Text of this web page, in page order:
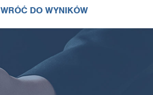
WRÓĆ DO WYNIKÓW